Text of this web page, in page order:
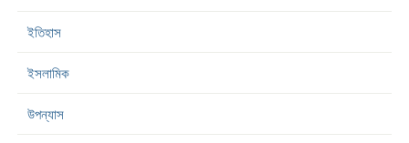
ইতিহাস
ইসলামিক
উপন্যাস